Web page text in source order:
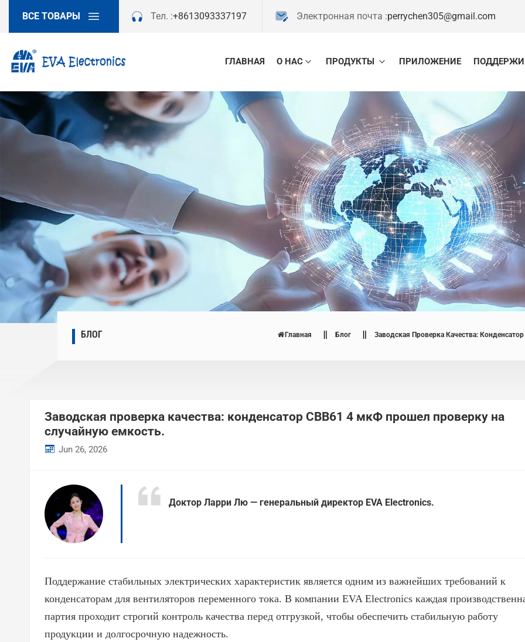
ВСЕ ТОВАРЫ Тел. :+8613093337197 Электронная почта :perrychen305@gmail.com
ГЛАВНАЯ О НАС ПРОДУКТЫ ПРИЛОЖЕНИЕ
БЛОГ Главная Блог Заводская Проверка Качества:
Заводская проверка качества: конденсатор CBB61 4 мкФ прошел проверку на
случайную емкость.
Jun 26, 2026
Доктор Ларри Лю — генеральный директор EVA Electronics.
Поддержание стабильных электрических характеристик является одним из важнейших требований к
конденсаторам для вентиляторов переменного тока. В компании EVA Electronics каждая
партия проходит строгий контроль качества перед отгрузкой, чтобы обеспечить стабильную работу
продукции и долгосрочную надежность.